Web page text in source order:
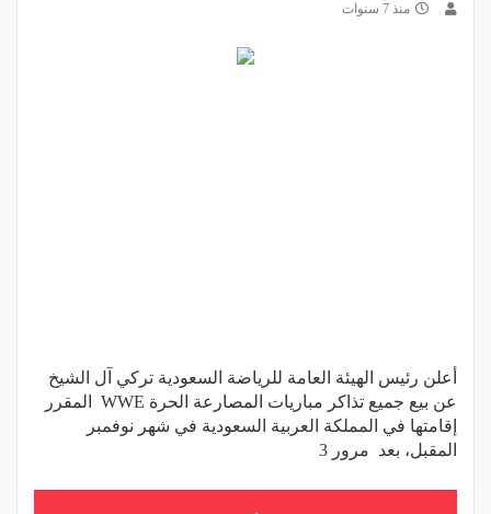
منذ 7 سنوات
أعلن رئيس الهيئة العامة للرياضة السعودية تركي آل الشيخ
عن بيع جميع تذاكر مباريات المصارعة الحرة WWE المقرر
إقامتها في المملكة العربية السعودية في شهر نوفمبر
المقبل، بعد مرور 3